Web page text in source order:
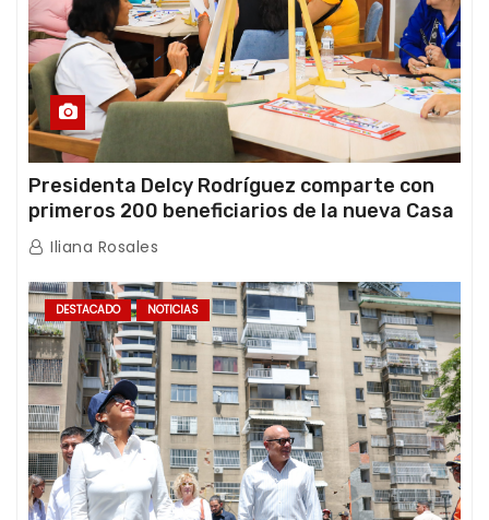
Presidenta Delcy Rodríguez comparte con
primeros 200 beneficiarios de la nueva Casa
de los Abuelos “La Primavera” en Caracas
Iliana Rosales
DESTACADO NOTICIAS